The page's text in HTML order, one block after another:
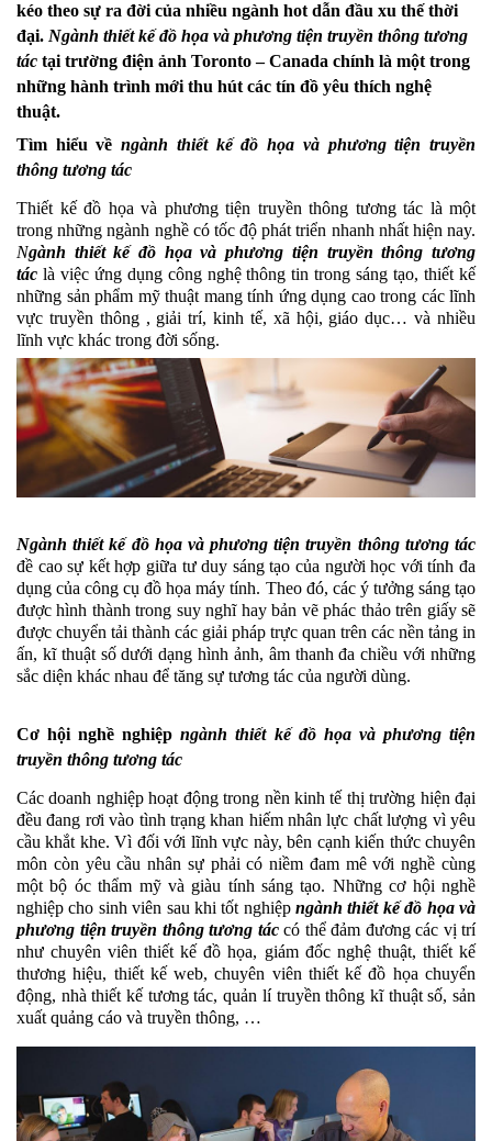
kéo theo sự ra đời của nhiều ngành hot dẫn đầu xu thế thời
đại. Ngành thiết kế đồ họa và phương tiện truyền thông tương
tác tại trường điện ảnh Toronto – Canada chính là một trong
những hành trình mới thu hút các tín đồ yêu thích nghệ
thuật.
Tìm hiểu về ngành thiết kế đồ họa và phương tiện truyền
thông tương tác
Thiết kế đồ họa và phương tiện truyền thông tương tác là một
Ngành thiết kế đồ họa và phương tiện truyền thông tương
tác là việc ứng dụng công nghệ thông tin trong sáng tạo, thiết kế
những sản phẩm mỹ thuật mang tính ứng dụng cao trong các lĩnh
vực truyền thông , giải trí, kinh tế, xã hội, giáo dục… và nhiều
lĩnh vực khác trong đời sống.
Ngành thiết kế đồ họa và phương tiện truyền thông tương tác
đề cao sự kết hợp giữa tư duy sáng tạo của người học với tính đa
dụng của công cụ đồ họa máy tính. Theo đó, các ý tưởng sáng tạo
được hình thành trong suy nghĩ hay bản vẽ phác thảo trên giấy sẽ
được chuyển tải thành các giải pháp trực quan trên các nền tảng in
ấn, kĩ thuật số dưới dạng hình ảnh, âm thanh đa chiều với những
sắc diện khác nhau để tăng sự tương tác của người dùng.
Cơ hội nghề nghiệp ngành thiết kế đồ họa và phương tiện
truyền thông tương tác
Các doanh nghiệp hoạt động trong nền kinh tế thị trường hiện đại
đều đang rơi vào tình trạng khan hiếm nhân lực chất lượng vì yêu
cầu khắt khe. Vì đối với lĩnh vực này, bên cạnh kiến thức chuyên
môn còn yêu cầu nhân sự phải có niềm đam mê với nghề cùng
một bộ óc thẩm mỹ và giàu tính sáng tạo. Những cơ hội nghề
nghiệp cho sinh viên sau khi tốt nghiệp ngành thiết kế đồ họa và
phương tiện truyền thông tương tác có thể đảm đương các vị trí
như chuyên viên thiết kế đồ họa, giám đốc nghệ thuật, thiết kế
thương hiệu, thiết kế web, chuyên viên thiết kế đồ họa chuyển
động, nhà thiết kế tương tác, quản lí truyền thông kĩ thuật số, sản
xuất quảng cáo và truyền thông, …